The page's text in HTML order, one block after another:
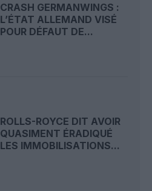
CRASH GERMANWINGS :
L’ÉTAT ALLEMAND VISÉ
POUR DÉFAUT DE...
ROLLS-ROYCE DIT AVOIR
QUASIMENT ÉRADIQUÉ
LES IMMOBILISATIONS...